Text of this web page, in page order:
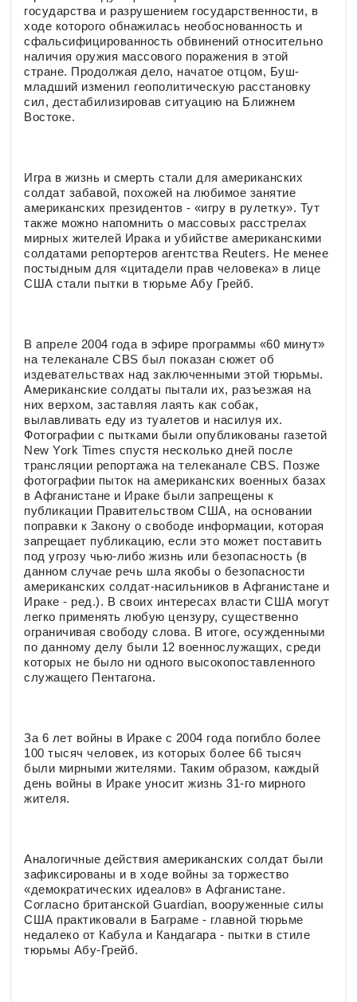
государства и разрушением государственности, в
ходе которого обнажилась необоснованность и
сфальсифицированность обвинений относительно
наличия оружия массового поражения в этой
стране. Продолжая дело, начатое отцом, Буш-
младший изменил геополитическую расстановку
сил, дестабилизировав ситуацию на Ближнем
Востоке.
Игра в жизнь и смерть стали для американских
солдат забавой, похожей на любимое занятие
американских президентов - «игру в рулетку». Тут
также можно напомнить о массовых расстрелах
мирных жителей Ирака и убийстве американскими
солдатами репортеров агентства Reuters. Не менее
постыдным для «цитадели прав человека» в лице
США стали пытки в тюрьме Абу Грейб.
В апреле 2004 года в эфире программы «60 минут»
на телеканале CBS был показан сюжет об
издевательствах над заключенными этой тюрьмы.
Американские солдаты пытали их, разъезжая на
них верхом, заставляя лаять как собак,
вылавливать еду из туалетов и насилуя их.
Фотографии с пытками были опубликованы газетой
New York Times спустя несколько дней после
трансляции репортажа на телеканале CBS. Позже
фотографии пыток на американских военных базах
в Афганистане и Ираке были запрещены к
публикации Правительством США, на основании
поправки к Закону о свободе информации, которая
запрещает публикацию, если это может поставить
под угрозу чью-либо жизнь или безопасность (в
данном случае речь шла якобы о безопасности
американских солдат-насильников в Афганистане и
Ираке - ред.). В своих интересах власти США могут
легко применять любую цензуру, существенно
ограничивая свободу слова. В итоге, осужденными
по данному делу были 12 военнослужащих, среди
которых не было ни одного высокопоставленного
служащего Пентагона.
За 6 лет войны в Ираке с 2004 года погибло более
100 тысяч человек, из которых более 66 тысяч
были мирными жителями. Таким образом, каждый
день войны в Ираке уносит жизнь 31-го мирного
жителя.
Аналогичные действия американских солдат были
зафиксированы и в ходе войны за торжество
«демократических идеалов» в Афганистане.
Согласно британской Guardian, вооруженные силы
США практиковали в Баграме - главной тюрьме
недалеко от Кабула и Кандагара - пытки в стиле
тюрьмы Абу-Грейб.